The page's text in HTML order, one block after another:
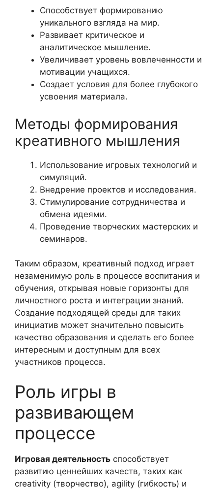
Способствует формированию
уникального взгляда на мир.
Развивает критическое и
аналитическое мышление.
Увеличивает уровень вовлеченности и
мотивации учащихся.
Создает условия для более глубокого
усвоения материала.
Методы формирования
креативного мышления
Использование игровых технологий и
симуляций.
Внедрение проектов и исследования.
Стимулирование сотрудничества и
обмена идеями.
Проведение творческих мастерских и
семинаров.
Таким образом, креативный подход играет
незаменимую роль в процессе воспитания и
обучения, открывая новые горизонты для
личностного роста и интеграции знаний.
Создание подходящей среды для таких
инициатив может значительно повысить
качество образования и сделать его более
интересным и доступным для всех
участников процесса.
Роль игры в
развивающем
процессе
Игровая деятельность способствует
развитию ценнейших качеств, таких как
creativity (творчество), agility (гибкость) и